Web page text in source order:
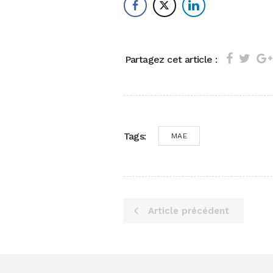
Partagez cet article :
Tags: MAE
Article précédent